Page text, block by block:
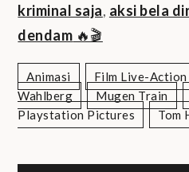
kriminal saja, aksi bela
dendam 🔥🎬
Animasi Film Live-Action
Wahlberg
Mugen Train
Playstation Pictures
Tom